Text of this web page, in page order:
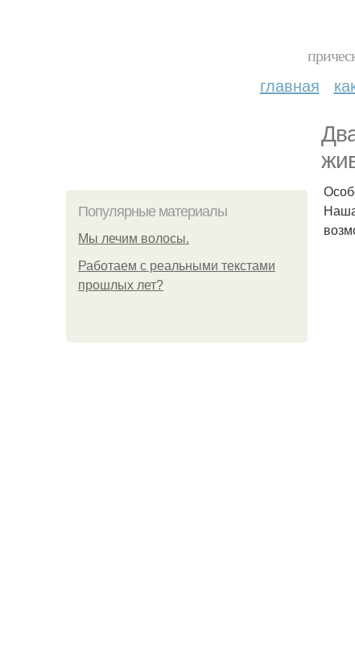
главная
Популярные материалы
Мы лечим волосы.
Работаем с реальными текстами
прошлых лет?